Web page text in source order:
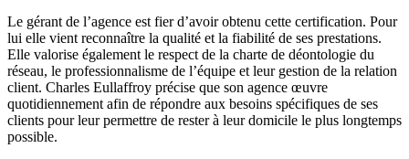
Le gérant de l’agence est fier d’avoir obtenu cette certification. Pour
lui elle vient reconnaître la qualité et la fiabilité de ses prestations.
Elle valorise également le respect de la charte de déontologie du
réseau, le professionnalisme de l’équipe et leur gestion de la relation
client. Charles Eullaffroy précise que son agence œuvre
quotidiennement afin de répondre aux besoins spécifiques de ses
clients pour leur permettre de rester à leur domicile le plus longtemps
possible.